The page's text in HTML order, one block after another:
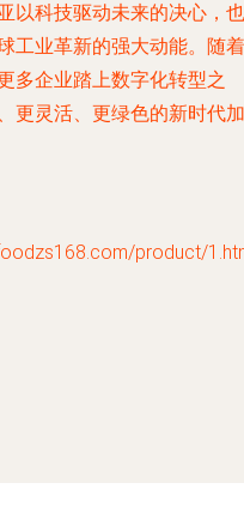
以科技驱动未来的决心，也
工业革新的强大动能。随着
多企业踏上数字化转型之
更灵活、更绿色的新时代加
product/